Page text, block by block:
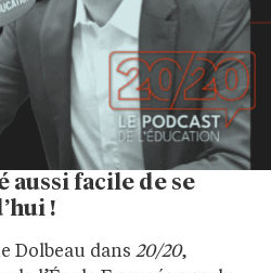
aussi facile de se
!
Dolbeau dans 20/20,